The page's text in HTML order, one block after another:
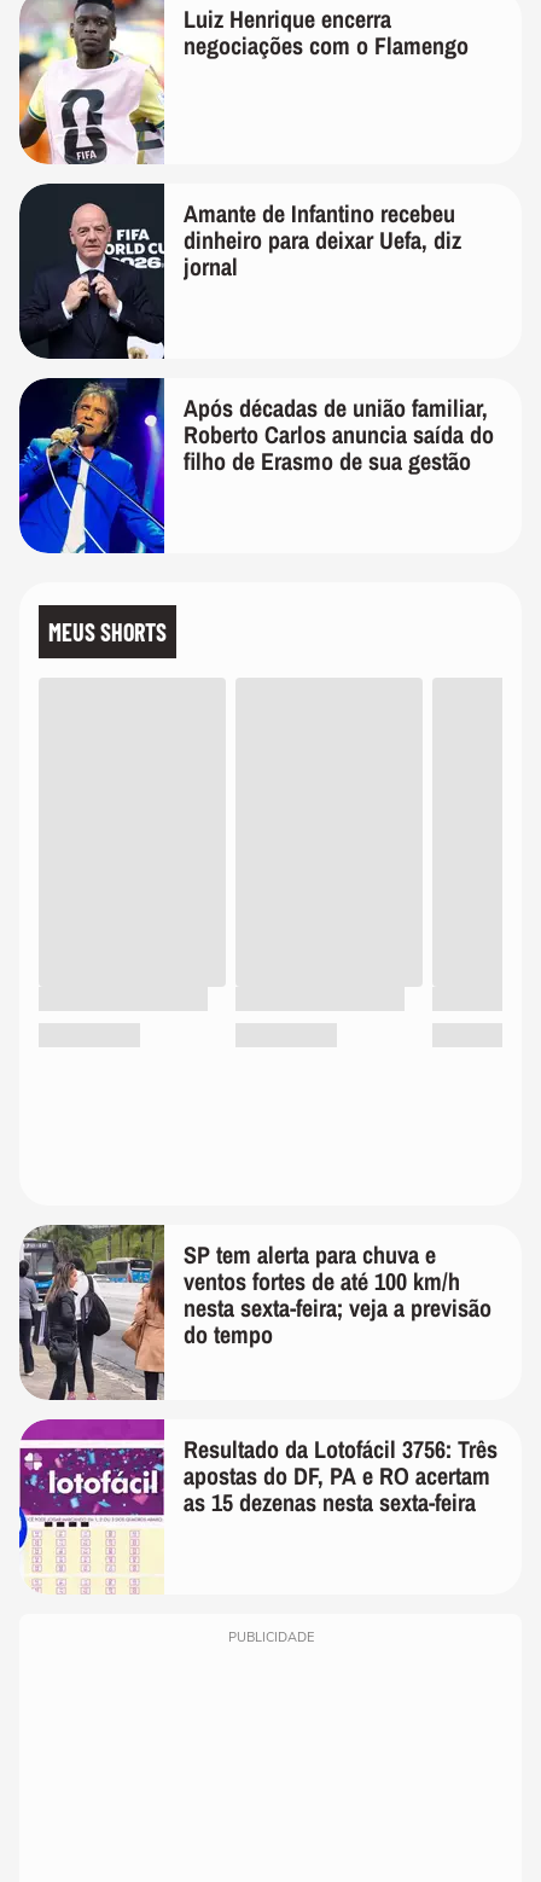
Luiz Henrique encerra
negociações com o Flamengo
Amante de Infantino recebeu
dinheiro para deixar Uefa, diz
jornal
Após décadas de união familiar,
Roberto Carlos anuncia saída do
filho de Erasmo de sua gestão
MEUS SHORTS
SP tem alerta para chuva e
ventos fortes de até 100 km/h
nesta sexta-feira; veja a previsão
do tempo
Resultado da Lotofácil 3756: Três
apostas do DF, PA e RO acertam
as 15 dezenas nesta sexta-feira
PUBLICIDADE